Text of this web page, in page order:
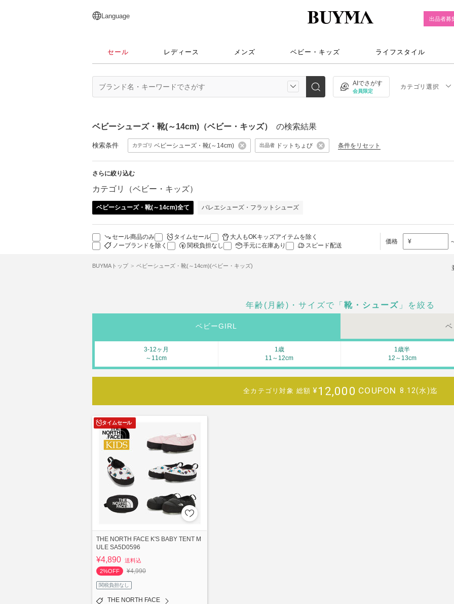
日本語
English
简体中文
繁體中文
Language 出品者募
セール レディース メンズ ベビー・キッズ ライフスタイル
AIでさがす
会員限定
カテゴリ選択
ベビーシューズ・靴(～14cm)（ベビー・キッズ） の検索結果
検索条件 カテゴリ ベビーシューズ・靴(～14cm) 出品者 ドットちょび 条件をリセット
さらに絞り込む
カテゴリ（ベビー・キッズ）
ベビーシューズ・靴(～14cm)全て バレエシューズ・フラットシューズ
セール商品のみ タイムセール
大人もOKキッズアイテムを除く
ノーブランドを除く
関税負担なし 手元に在庫あり スピード配送
価格 ¥
BUYMAトップ ベビーシューズ・靴(～14cm)(ベビー・キッズ)
年齢(月齢)・サイズで「 靴・シューズ 」を絞る
ベビーGIRL
3-12ヶ月
～11cm
1歳
11～12cm
1歳半
12～13cm
全カテゴリ対象 総額 ¥12,000 COUPON 8.12(水)迄
タイムセール
THE NORTH FACE K'S BABY TENT M
ULE SA5D0596
¥4,890 送料込
2%OFF
¥4,990
関税負担なし
THE NORTH FACE